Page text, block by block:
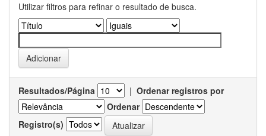
Utilizar filtros para refinar o resultado de busca.
Resultados/Página | Ordenar registros por
Ordenar
Registro(s)